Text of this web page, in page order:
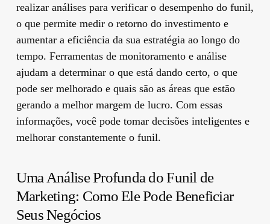
realizar análises para verificar o desempenho do funil,
o que permite medir o retorno do investimento e
aumentar a eficiência da sua estratégia ao longo do
tempo. Ferramentas de monitoramento e análise
ajudam a determinar o que está dando certo, o que
pode ser melhorado e quais são as áreas que estão
gerando a melhor margem de lucro. Com essas
informações, você pode tomar decisões inteligentes e
melhorar constantemente o funil.
Uma Análise Profunda do Funil de
Marketing: Como Ele Pode Beneficiar
Seus Negócios